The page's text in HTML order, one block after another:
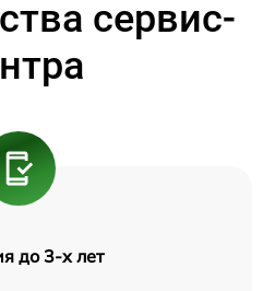
сервис-
до 3-х лет